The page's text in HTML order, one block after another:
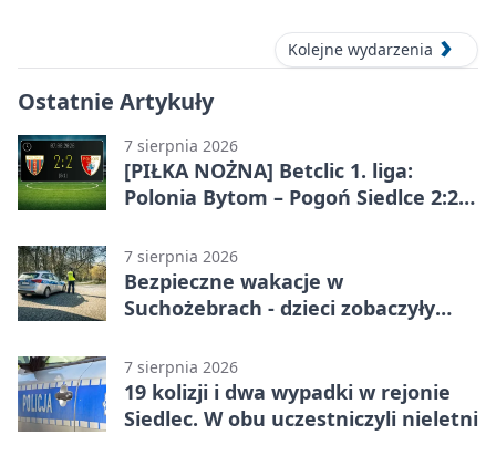
Kolejne wydarzenia
Ostatnie Artykuły
7 sierpnia 2026
[PIŁKA NOŻNA] Betclic 1. liga:
Polonia Bytom – Pogoń Siedlce 2:2.
emocjonującej końcówce
7 sierpnia 2026
Bezpieczne wakacje w
Suchożebrach - dzieci zobaczyły
7 sierpnia 2026
19 kolizji i dwa wypadki w rejonie
Siedlec. W obu uczestniczyli nieletni